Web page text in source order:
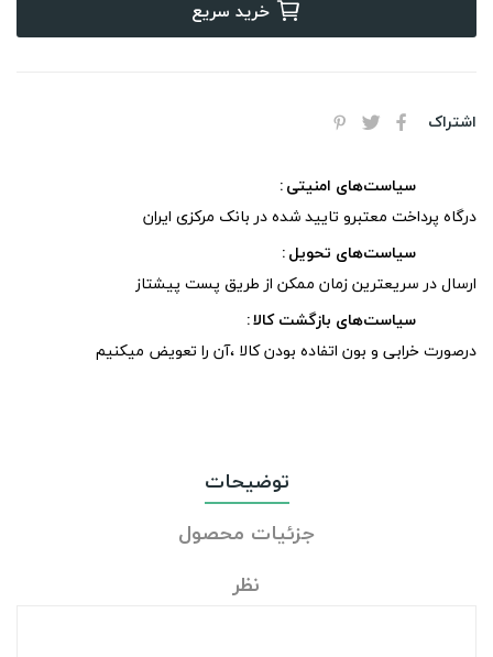
خرید سریع
اشتراک
سیاست‌های امنیتی
درگاه پرداخت معتبرو تایید شده در بانک مرکزی ایران
سیاست‌های تحویل
ارسال در سریعترین زمان ممکن از طریق پست پیشتاز
سیاست‌های بازگشت کالا
درصورت خرابی و بون اتفاده بودن کالا ،آن را تعویض میکنیم
توضیحات
جزئیات محصول
نظر